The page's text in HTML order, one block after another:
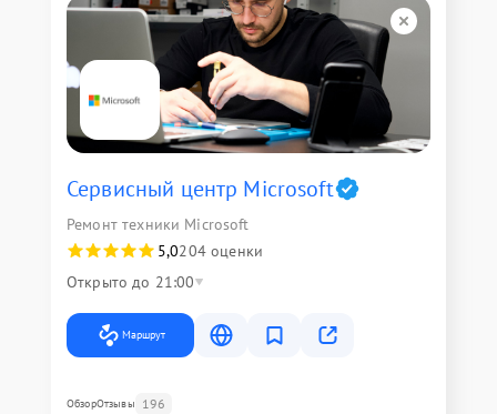
Сервисный центр Microsoft
Ремонт техники Microsoft
5,0204 оценки
Открыто до 21:00
Маршрут
ОбзорОтзывы 196